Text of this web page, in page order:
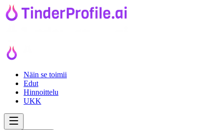
Näin se toimii
Edut
Hinnoittelu
UKK